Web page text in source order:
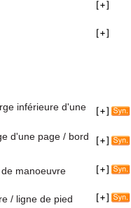
inférieure d'une
d'une page / bord
manoeuvre
/ ligne de pied